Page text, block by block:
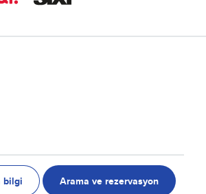
bilgi Arama ve rezervasyon